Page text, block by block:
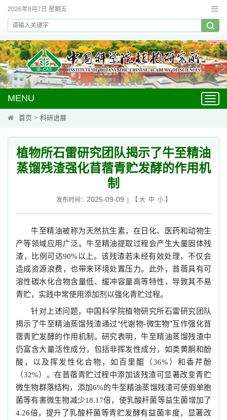
2026年8月7日 星期五
MENU
首页 > 科研进展
植物所石雷研究团队揭示了牛至精油
蒸馏残渣强化苜蓿青贮发酵的作用机
制
发布时间： 2025-09-09 | 【 大 中 小】
牛至精油被称为天然抗生素，在日化、医药和动物生
产等领域应用广泛。牛至精油提取过程会产生大量固体残
渣，比例可达90%以上。该残渣若未经有效处理，不仅会
造成资源浪费，也带来环境处置压力。此外，苜蓿具有可
溶性碳水化合物含量低、缓冲容量高等特性，导致其不易
青贮，实践中常使用添加剂以强化青贮过程。
针对上述问题，中国科学院植物研究所石雷研究团队
揭示了牛至精油蒸馏残渣通过“代谢物-微生物”互作强化苜
蓿青贮发酵的作用机制。研究表明，牛至精油蒸馏残渣中
仍富含大量活性成分，包括非挥发性成分，如类黄酮和酚
酸，以及挥发性化合物，如百里醌（36% ）和香芹酚
（32%）。在苜蓿青贮过程中添加该残渣可显著改变青贮
微生物群落结构，添加6%的牛至精油蒸馏残渣可使假单胞
菌等有害微生物减少18.17倍，使乳酸杆菌等益生菌增加了
4.26倍，提升了乳酸杆菌等青贮发酵有益菌丰度，显著改